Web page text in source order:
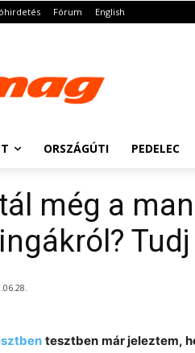
Fórum English
ORSZÁGÚTI PEDELEC
még a
tesztben már jeleztem,